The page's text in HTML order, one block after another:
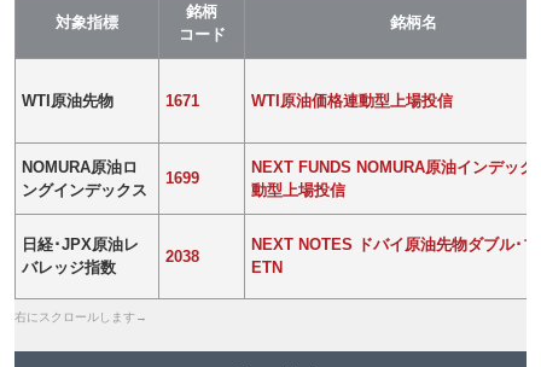
対象指標
銘柄
コード
銘柄名
WTI原油先物 1671 WTI原油価格連動型上場投信
NOMURA原油ロ
ングインデックス
1699
NEXT FUNDS NOMURA原油インデック
動型上場投信
日経･JPX原油レ
バレッジ指数
2038
NEXT NOTES ドバイ原油先物ダブル･
ETN